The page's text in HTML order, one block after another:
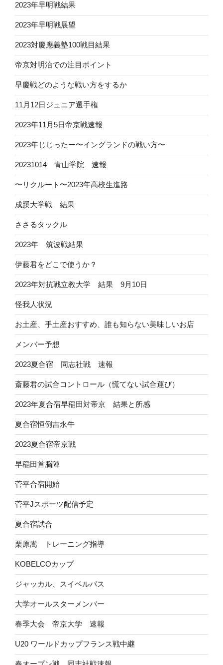
2023年早明戦結果
2023年早明戦展望
2023対慶應義塾100戦目結果
帝京対明治での注目ポイント
早慶戦どのような戦い方をするか
11月12日ジュニア選手権
2023年11月5日帝京戦速報
2023年じじったー〜イングランドの戦い方〜
20231014 青山学院 速報
〜リクルート〜2023年高校生進路
成蹊大学戦 結果
ささるタックル
2023年 筑波戦結果
伊藤君をどこで使うか？
2023年対抗戦立教大学 結果 9月10日
怪我人状況
お土産、手土産おすすめ、誰も知らない美味しいお店
メンバー予想
2023夏合宿 同志社戦 速報
斎藤君の試合コントロール（慌てない試合運び）
2023年夏合宿早稲田対帝京 結果と所感
夏合宿恒例吉永牛
2023夏合宿帝京戦
早稲田首脳陣
菅平合宿開始
菅平Jスポーツ配信予定
夏合宿試合
栗原嵩 トレーニング指導
KOBELCOカップ
ジャッカル、スイベルパス
大学オールスターメンバー
春季大会 帝京大学 速報
U20 ワールドカップフランス戦中継